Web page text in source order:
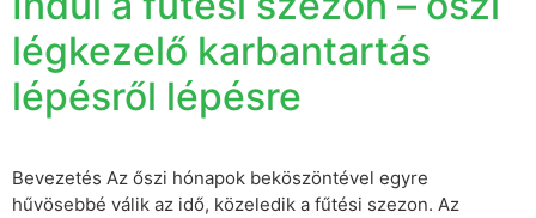
légkezelő karbantartás
lépésről lépésre
Bevezetés Az őszi hónapok beköszöntével egyre
hűvösebbé válik az idő, közeledik a fűtési szezon. Az